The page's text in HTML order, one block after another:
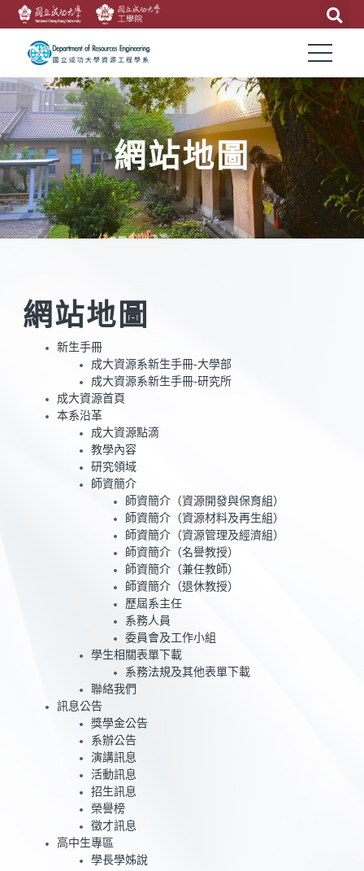
網站地圖
網站地圖
新生手冊
成大資源系新生手冊-大學部
成大資源系新生手冊-研究所
成大資源首頁
本系沿革
成大資源點滴
教學內容
研究領域
師資簡介
師資簡介（資源開發與保育組）
師資簡介（資源材料及再生組）
師資簡介（資源管理及經濟組）
師資簡介（名譽教授）
師資簡介（兼任教師）
師資簡介（退休教授）
歷屆系主任
系務人員
委員會及工作小組
學生相關表單下載
系務法規及其他表單下載
聯絡我們
訊息公告
獎學金公告
系辦公告
演講訊息
活動訊息
招生訊息
榮譽榜
徵才訊息
高中生專區
學長學姊說